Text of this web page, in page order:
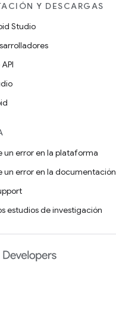
Y DESCARGAS
Studio
un error en la plataforma
un error en la documentación
estudios de investigación